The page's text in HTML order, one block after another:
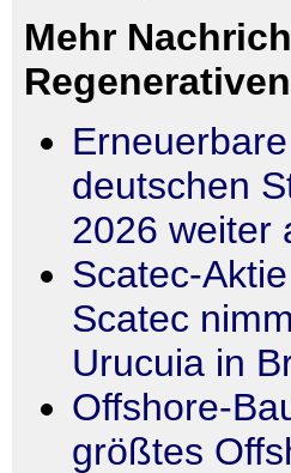
Mehr
deutschen
2026 weiter
Scatec-
Scatec
Urucuia in
Offshore-
größtes